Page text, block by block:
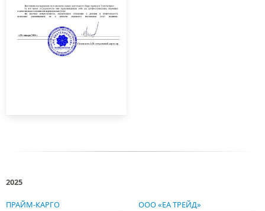
2025
ПРАЙМ-КАРГО ООО «ЕА ТРЕЙД»